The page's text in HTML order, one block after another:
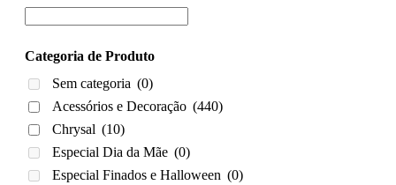
Categoria de Produto
Sem categoria (0)
Acessórios e Decoração (440)
Chrysal (10)
Especial Dia da Mãe (0)
Especial Finados e Halloween (0)